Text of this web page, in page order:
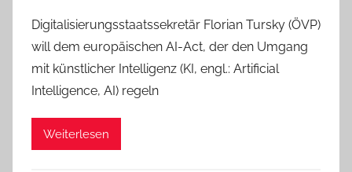
Digitalisierungsstaatssekretär Florian Tursky (ÖVP)
will dem europäischen AI-Act, der den Umgang
mit künstlicher Intelligenz (KI, engl.: Artificial
Intelligence, AI) regeln
Weiterlesen